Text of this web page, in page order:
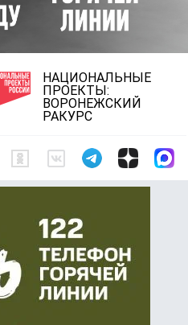
НАЦИОНАЛЬНЫЕ
ПРОЕКТЫ:
ВОРОНЕЖСКИЙ
РАКУРС